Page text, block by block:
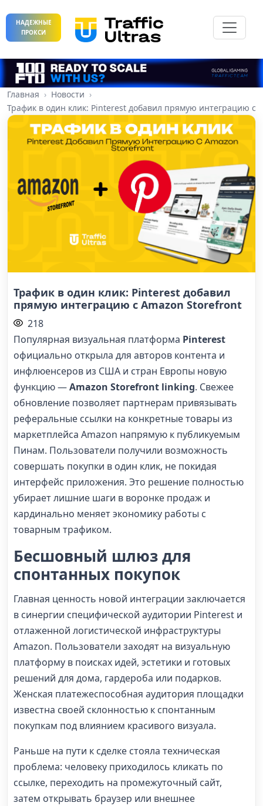
НАДЕЖНЫЕ
ПРОКСИ
Главная
Новости
Трафик в один клик: Pinterest добавил прямую интеграцию с
Трафик в один клик: Pinterest добавил
прямую интеграцию с Amazon Storefront
218
Популярная визуальная платформа Pinterest
официально открыла для авторов контента и
инфлюенсеров из США и стран Европы новую
функцию —Amazon Storefront linking. Свежее
обновление позволяет партнерам привязывать
реферальные ссылки на конкретные товары из
маркетплейса Amazon напрямую к публикуемым
Пинам. Пользователи получили возможность
совершать покупки в один клик, не покидая
интерфейс приложения. Это решение полностью
убирает лишние шаги в воронке продаж и
кардинально меняет экономику работы с
товарным трафиком.
Бесшовный шлюз для
спонтанных покупок
Главная ценность новой интеграции заключается
в синергии специфической аудитории Pinterest и
отлаженной логистической инфраструктуры
Amazon. Пользователи заходят на визуальную
платформу в поисках идей, эстетики и готовых
решений для дома, гардероба или подарков.
Женская платежеспособная аудитория площадки
известна своей склонностью к спонтанным
покупкам под влиянием красивого визуала.
Раньше на пути к сделке стояла техническая
проблема: человеку приходилось кликать по
ссылке, переходить на промежуточный сайт,
затем открывать браузер или внешнее